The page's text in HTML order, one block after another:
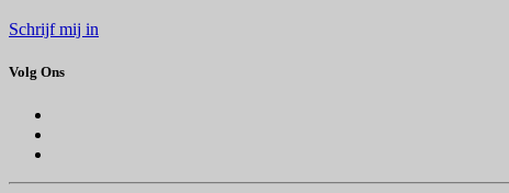
Schrijf mij in
Volg Ons